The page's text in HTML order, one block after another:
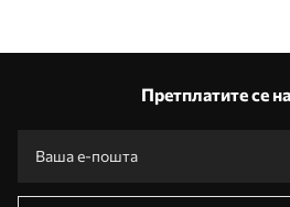
Претплатите се